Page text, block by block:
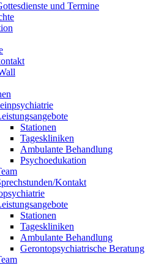
und Termine
Stationen
Tageskliniken
Ambulante Behandlung
Psychoedukation
Kontakt
Stationen
Tageskliniken
Ambulante Behandlung
Gerontopsychiatrische Beratung